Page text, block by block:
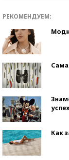
РЕКОМЕНДУЕМ:
Как